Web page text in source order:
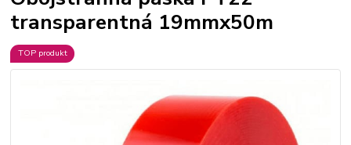
transparentná 19mmx50m
TOP produkt